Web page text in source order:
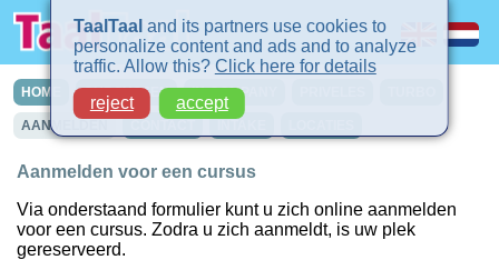
HOME CURSUSSEN IN-COMPANY
AANMELDEN
Aanmelden voor een cursus
Via onderstaand formulier kunt u zich online aanmelden
voor een cursus. Zodra u zich aanmeldt, is uw plek
gereserveerd.
TaalTaal and its partners use cookies to
personalize content and ads and to analyze
traffic. Allow this? Click here for details
reject
accept